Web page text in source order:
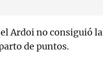
Ardoi no consiguió la
de puntos.